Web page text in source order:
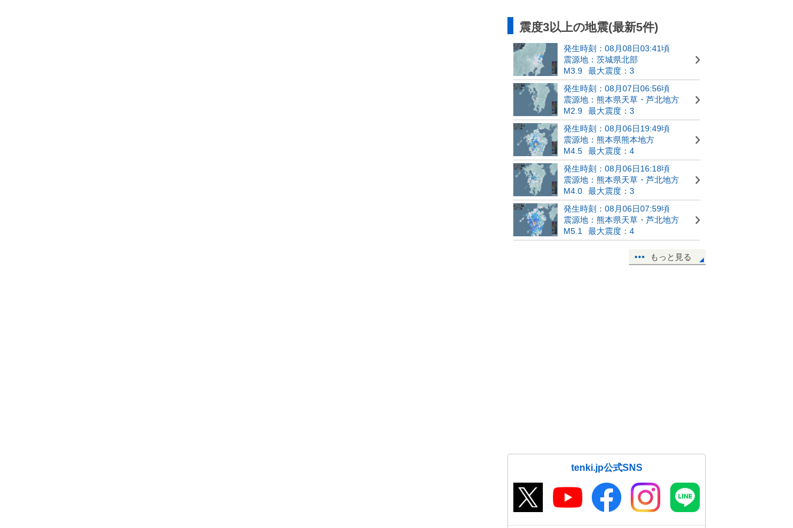
震度3以上の地震(最新5件)
発生時刻：08月08日03:41頃
震源地：茨城県北部
M3.9
最大震度：3
発生時刻：08月07日06:56頃
震源地：熊本県天草・芦北地方
M2.9
最大震度：3
発生時刻：08月06日19:49頃
震源地：熊本県熊本地方
M4.5
最大震度：4
発生時刻：08月06日16:18頃
震源地：熊本県天草・芦北地方
M4.0
最大震度：3
発生時刻：08月06日07:59頃
震源地：熊本県天草・芦北地方
M5.1
最大震度：4
もっと見る
tenki.jp公式SNS